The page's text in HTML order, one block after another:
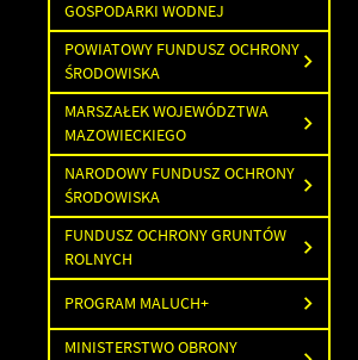
GOSPODARKI WODNEJ
POWIATOWY FUNDUSZ OCHRONY
ŚRODOWISKA
MARSZAŁEK WOJEWÓDZTWA
MAZOWIECKIEGO
NARODOWY FUNDUSZ OCHRONY
ŚRODOWISKA
FUNDUSZ OCHRONY GRUNTÓW
ROLNYCH
PROGRAM MALUCH+
MINISTERSTWO OBRONY